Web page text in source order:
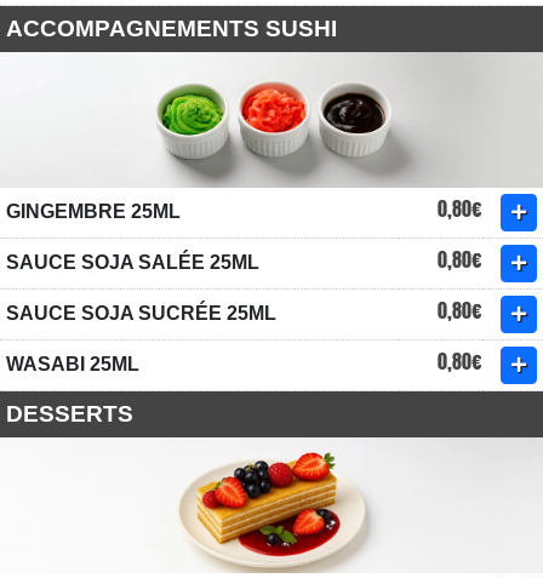
ACCOMPAGNEMENTS SUSHI
GINGEMBRE 25ML 0,80€
SAUCE SOJA SALÉE 25ML 0,80€
SAUCE SOJA SUCRÉE 25ML 0,80€
WASABI 25ML 0,80€
DESSERTS